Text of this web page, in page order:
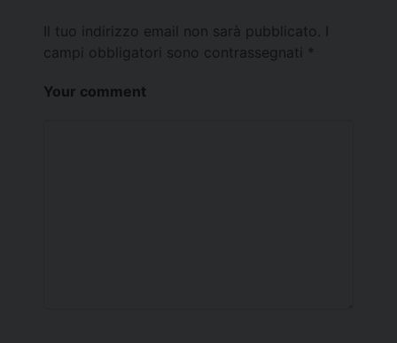
Il tuo indirizzo email non sarà pubblicato.
campi obbligatori sono contrassegnati *
Your comment